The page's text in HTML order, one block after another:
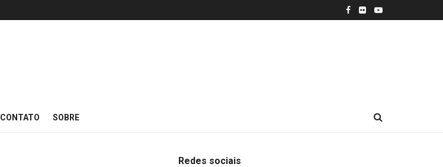
CONTATO SOBRE
Redes sociais